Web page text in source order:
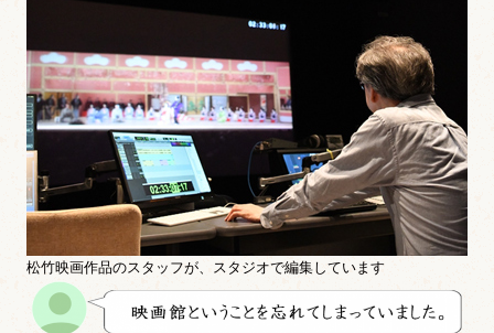
松竹映画作品のスタッフが、スタジオで編集しています